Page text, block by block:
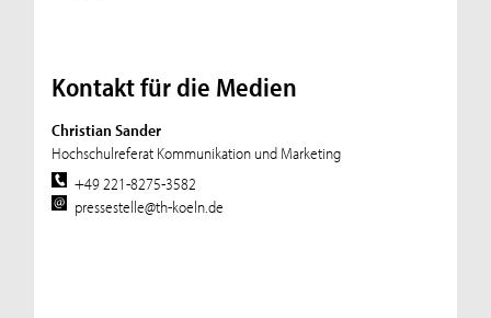
Kontakt für die Medien
Christian Sander
Hochschulreferat Kommunikation und Marketing
+49 221-8275-3582
pressestelle@th-koeln.de